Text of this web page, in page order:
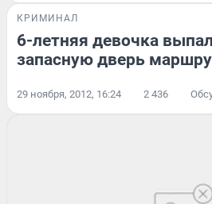
КРИМИНАЛ
6-летняя девочка
запасную дверь
29 ноября, 2012, 16:24 2 436